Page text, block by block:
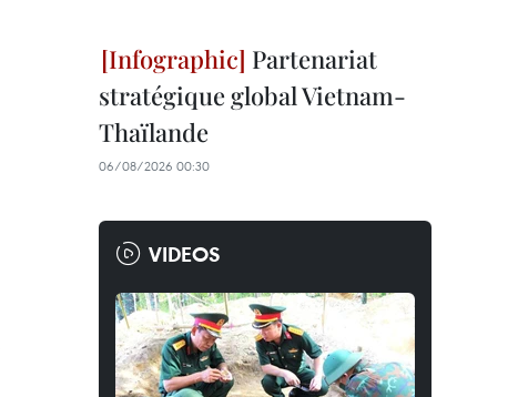
Partenariat
stratégique global Vietnam-
Thaïlande
06/08/2026 00:30
VIDEOS